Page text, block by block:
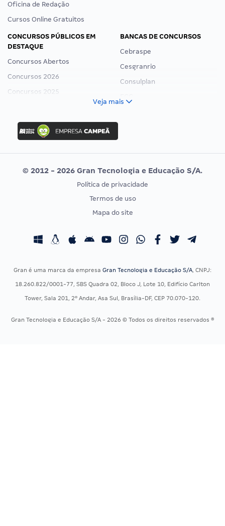
Oficina de Redação
Cursos Online Gratuitos
CONCURSOS PÚBLICOS EM
DESTAQUE
Concursos Abertos
Concursos 2026
Concursos 2025
Concurso Ibama
Concurso MPU
Editais publicados
BANCAS DE CONCURSOS
Cebraspe
Cesgranrio
Consulplan
Vunesp
CONCURSOS POR PROFISSÃO
Concursos Fiscais
Concursos Saúde
Residência Multiprofissional
EXAME DE ORDEM
Calendário OAB
Veja mais
© 2012 - 2026 Gran Tecnologia e Educação S/A.
Política de privacidade
Termos de uso
Mapa do site
Gran é uma marca da empresa Gran Tecnologia e Educação S/A, CNPJ:
18.260.822/0001-77, SBS Quadra 02, Bloco J, Lote 10, Edifício Carlton
Tower, Sala 201, 2º Andar, Asa Sul, Brasília-DF, CEP 70.070-120.
Gran Tecnologia e Educação S/A - 2026 © Todos os direitos reservados ®